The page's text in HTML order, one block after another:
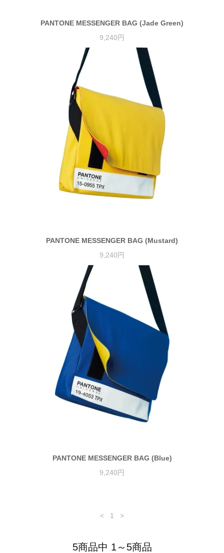
PANTONE MESSENGER BAG (Jade Green)
9,240円
PANTONE MESSENGER BAG (Mustard)
9,240円
PANTONE MESSENGER BAG (Blue)
9,240円
< 1 >
5商品中 1～5商品